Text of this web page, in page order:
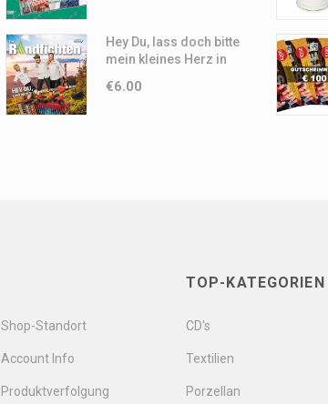
Hey Du, lass doch bitte
mein kleines Herz in
€6.00
Shop-Standort
Account Info
Produktverfolgung
TOP-KATEGORIEN
CD's
Textilien
Porzellan